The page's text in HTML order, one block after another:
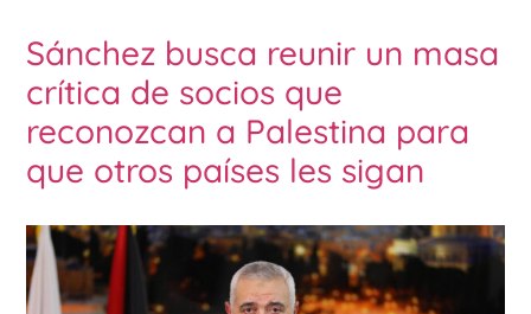
Sánchez busca reunir un masa
crítica de socios que
reconozcan a Palestina para
que otros países les sigan